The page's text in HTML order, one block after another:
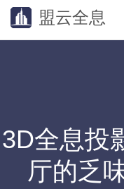
盟云全息
3D全息投
厅的乏